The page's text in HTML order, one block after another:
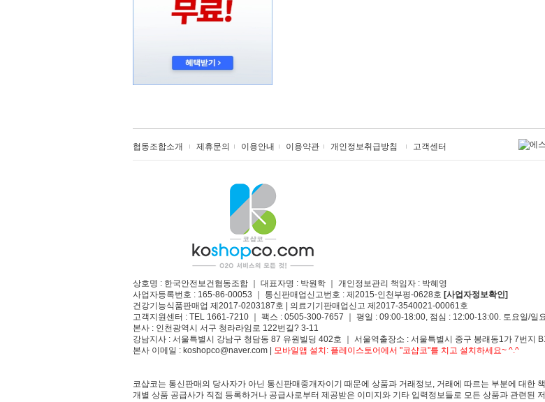
협동조합소개 제휴문의 이용안내 이용약관 개인정보취급방침 고객센터
상호명 : 한국안전보건협동조합 ｜ 대표자명 : 박원학 ｜ 개인정보관리 책임자 : 박혜영
사업자등록번호 : 165-86-00053 ｜ 통신판매업신고번호 : 제2015-인천부평-0628호 [사업자정보확인]
건강기능식품판매업 제2017-0203187호 | 의료기기판매업신고 제2017-3540021-00061호
고객지원센터 : TEL 1661-7210 ｜ 팩스 : 0505-300-7657 ｜ 평일 : 09:00-18:00, 점심 : 12:00-13:00. 토요일/일
본사 : 인천광역시 서구 청라라임로 122번길? 3-11
강남지사 : 서울특별시 강남구 청담동 87 유원빌딩 402호 ｜ 서울역출장소 : 서울특별시 중구 봉래동1가 7번지
본사 이메일 : koshopco@naver.com | 모바일앱 설치: 플레이스토어에서 "코샵코"를 치고 설치하세요~ ^.^
코샵코는 통신판매의 당사자가 아닌 통신판매중개자이기 때문에 상품과 거래정보, 거래에 따르는 부분에 대한
개별 상품 공급사가 직접 등록하거나 공급사로부터 제공받은 이미지와 기타 입력정보들로 모든 상품과 관련된